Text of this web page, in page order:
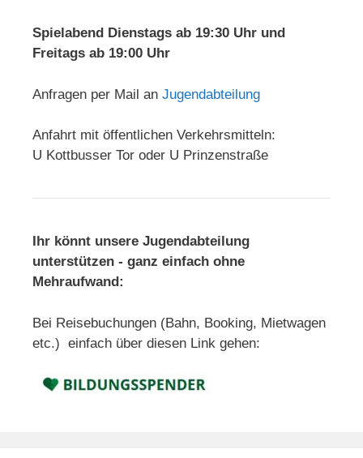
Spielabend Dienstags ab 19:30 Uhr und
Freitags ab 19:00 Uhr
Anfragen per Mail an Jugendabteilung
Anfahrt mit öffentlichen Verkehrsmitteln:
U Kottbusser Tor oder U Prinzenstraße
Ihr könnt unsere Jugendabteilung
unterstützen - ganz einfach ohne
Mehraufwand:
Bei Reisebuchungen (Bahn, Booking, Mietwagen
etc.) einfach über diesen Link gehen: